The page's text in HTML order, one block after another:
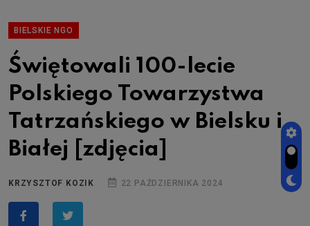
BIELSKIE NGO
Świętowali 100-lecie
Polskiego Towarzystwa
Tatrzańskiego w Bielsku i
Białej [zdjęcia]
KRZYSZTOF KOZIK 22 PAŹDZIERNIKA 2024